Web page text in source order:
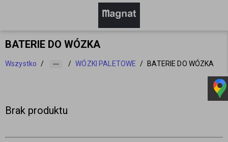
BATERIE DO WÓZKA
Wszystko / / WÓZKI PALETOWE / BATERIE DO WÓZKA
Brak produktu